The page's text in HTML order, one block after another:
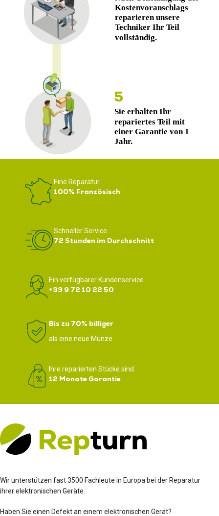
Eine Reparatur
100% Französisch
Schneller Service
72 Stunden im Durchschnitt
Ein verfügbarer Kundenservice
+33 9 72 10 22 50
Bis zu 70% billiger
als eine neue Münze
Ihre reparierten Stücke sind
12 Monate Garantie
Wir unterstützen fast 3500 Fachleute in Europa bei der Reparatur
ihrer elektronischen Geräte.
Haben Sie einen Defekt an einem elektronischen Gerät?